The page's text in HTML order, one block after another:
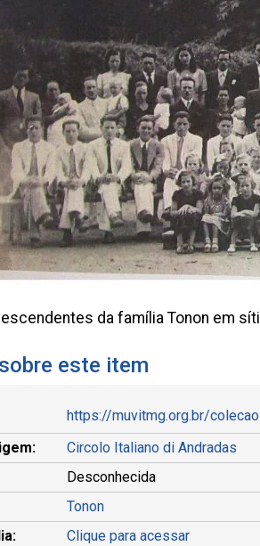
da família Tonon em
este item
https://muvitmg.org.br/
Circolo Italiano di Andradas
Desconhecida
Tonon
Clique para acessar